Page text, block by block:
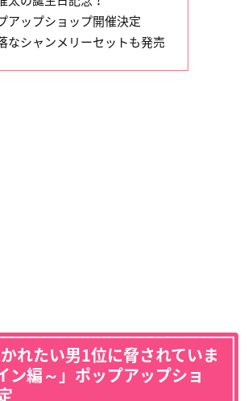
アップショップ開催決定
なシャンメリーセットも発売
かれたい男1位に脅されていま
ン編～」ポップアップショ